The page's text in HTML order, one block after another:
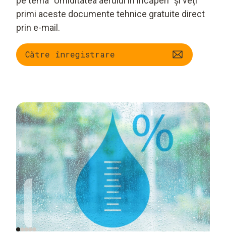
primi aceste documente tehnice gratuite direct
prin e-mail.
Către înregistrare
Umiditatea este atât
de importantă pentru
un climat interior bun
Umiditatea în
reglementările
europene